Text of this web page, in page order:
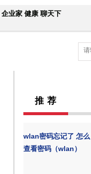
企业家 健康 聊天下
推 荐
wlan密码忘记了 怎么
查看密码（wlan）